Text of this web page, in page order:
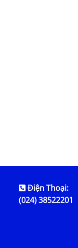
Điện Thoại:
(024) 38522201